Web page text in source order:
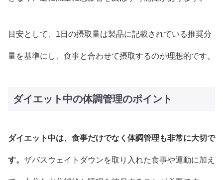
目安として、1日の摂取量は製品に記載されている推奨分
量を基準にし、食事と合わせて摂取するのが理想的です。
ダイエット中の体調管理のポイント
ダイエット中は、食事だけでなく体調管理も非常に大切で
す。 ザバスウェイトダウンを取り入れた食事や運動に加え